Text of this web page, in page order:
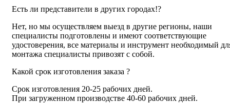
Есть ли представители в других городах!?
Нет, но мы осуществляем выезд в другие регионы, наши
специалисты подготовлены и имеют соответствующие
удостоверения, все материалы и инструмент необходимый
монтажа специалисты привозят с собой.
Какой срок изготовления заказа ?
Срок изготовления 20-25 рабочих дней.
При загруженном производстве 40-60 рабочих дней.